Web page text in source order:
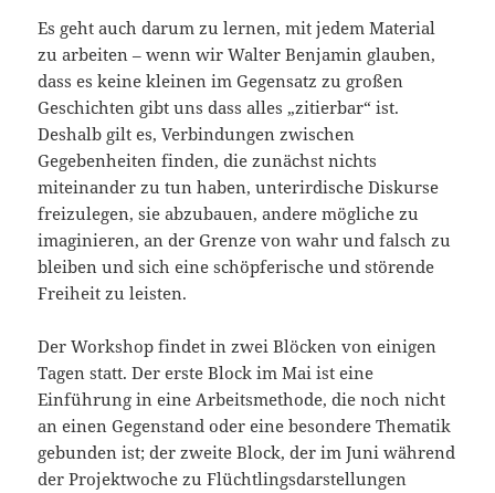
Es geht auch darum zu lernen, mit jedem Material
zu arbeiten – wenn wir Walter Benjamin glauben,
dass es keine kleinen im Gegensatz zu großen
Geschichten gibt uns dass alles „zitierbar“ ist.
Deshalb gilt es, Verbindungen zwischen
Gegebenheiten finden, die zunächst nichts
miteinander zu tun haben, unterirdische Diskurse
freizulegen, sie abzubauen, andere mögliche zu
imaginieren, an der Grenze von wahr und falsch zu
bleiben und sich eine schöpferische und störende
Freiheit zu leisten.
Der Workshop findet in zwei Blöcken von einigen
Tagen statt. Der erste Block im Mai ist eine
Einführung in eine Arbeitsmethode, die noch nicht
an einen Gegenstand oder eine besondere Thematik
gebunden ist; der zweite Block, der im Juni während
der Projektwoche zu Flüchtlingsdarstellungen